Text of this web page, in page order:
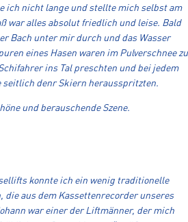
ich nicht lange und stellte mich selbst am
war alles absolut friedlich und leise. Bald
Bach unter mir durch und das Wasser
eines Hasen waren im Pulverschnee zu
ins Tal preschten und bei jedem
seitlich denr Skiern herausspritzten.
und berauschende Szene.
konnte ich ein wenig traditionelle
aus dem Kassettenrecorder unseres
war einer der Liftmänner, der mich